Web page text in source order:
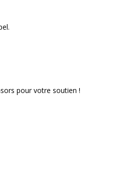
pour votre soutien !